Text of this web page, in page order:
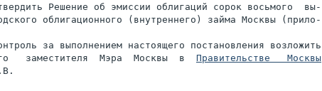
Решение об эмиссии облигаций сорок восьмого  вы-
облигационного (внутреннего) займа Москвы (прило-
за выполнением настоящего постановления возложить
заместителя  Мэра  Москвы  в Правительстве   Москвы